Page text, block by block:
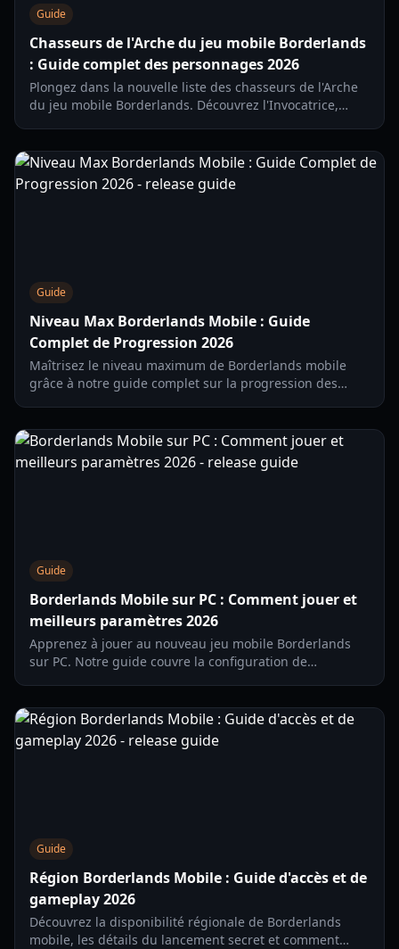
Guide
Chasseurs de l'Arche du jeu mobile Borderlands
: Guide complet des personnages 2026
Plongez dans la nouvelle liste des chasseurs de l'Arche
du jeu mobile Borderlands. Découvrez l'Invocatrice,
Guide
Niveau Max Borderlands Mobile : Guide
Complet de Progression 2026
Maîtrisez le niveau maximum de Borderlands mobile
grâce à notre guide complet sur la progression des
2026.
Guide
Borderlands Mobile sur PC : Comment jouer et
meilleurs paramètres 2026
Apprenez à jouer au nouveau jeu mobile Borderlands
sur PC. Notre guide couvre la configuration de
Guide
Région Borderlands Mobile : Guide d'accès et de
gameplay 2026
Découvrez la disponibilité régionale de Borderlands
mobile, les détails du lancement secret et comment